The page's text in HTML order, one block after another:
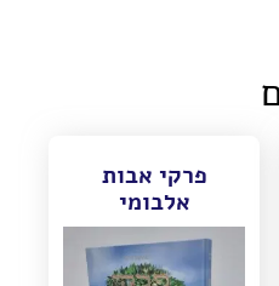
פרקי אבות
אלבומי